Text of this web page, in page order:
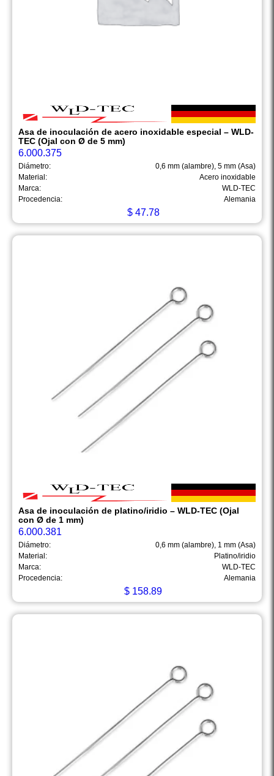
Asa de inoculación de acero inoxidable especial – WLD-
TEC (Ojal con Ø de 5 mm)
6.000.375
Diámetro:
0,6 mm (alambre), 5 mm (Asa)
Material:
Acero inoxidable
Marca:
WLD-TEC
Procedencia:
Alemania
$47.78
Asa de inoculación de platino/iridio – WLD-TEC (Ojal
con Ø de 1 mm)
6.000.381
Diámetro:
0,6 mm (alambre), 1 mm (Asa)
Material:
Platino/iridio
Marca:
WLD-TEC
Procedencia:
Alemania
$ 158.89